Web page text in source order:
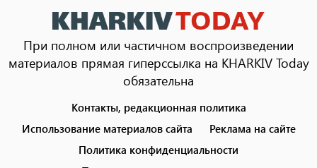
При полном или частичном воспроизведении
материалов прямая гиперссылка на KHARKIV Today
обязательна
menu
Контакты, редакционная политика
Использование материалов сайта
Реклама на сайте
Политика конфиденциальности